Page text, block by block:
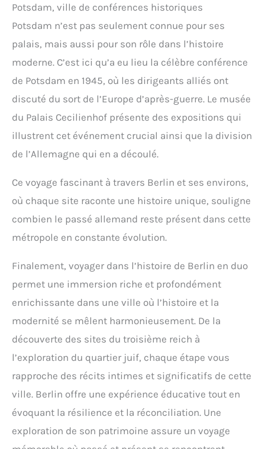
Potsdam, ville de conférences historiques
Potsdam n’est pas seulement connue pour ses
palais, mais aussi pour son rôle dans l’histoire
moderne. C’est ici qu’a eu lieu la célèbre conférence
de Potsdam en 1945, où les dirigeants alliés ont
discuté du sort de l’Europe d’après-guerre. Le musée
du Palais Cecilienhof présente des expositions qui
illustrent cet événement crucial ainsi que la division
de l’Allemagne qui en a découlé.
Ce voyage fascinant à travers Berlin et ses environs,
où chaque site raconte une histoire unique, souligne
combien le passé allemand reste présent dans cette
métropole en constante évolution.
Finalement, voyager dans l’histoire de Berlin en duo
permet une immersion riche et profondément
enrichissante dans une ville où l’histoire et la
modernité se mêlent harmonieusement. De la
découverte des sites du troisième reich à
l’exploration du quartier juif, chaque étape vous
rapproche des récits intimes et significatifs de cette
ville. Berlin offre une expérience éducative tout en
évoquant la résilience et la réconciliation. Une
exploration de son patrimoine assure un voyage